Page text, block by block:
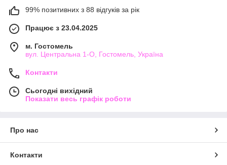
99% позитивних з 88 відгуків за рік
Працює з 23.04.2025
м. Гостомель
вул. Центральна 1-О, Гостомель, Україна
Контакти
Сьогодні вихідний
Показати весь графік роботи
Про нас
Контакти